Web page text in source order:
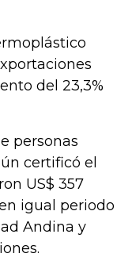
del 23,3%
personas
certificó el
US$ 357
igual periodo
Andina y